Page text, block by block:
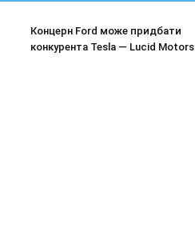
Концерн Ford може придбати
конкурента Tesla — Lucid Motors